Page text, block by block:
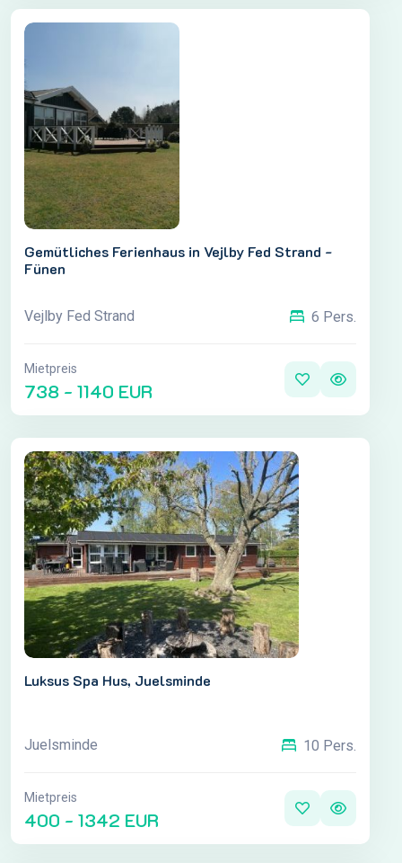
Gemütliches Ferienhaus in Vejlby Fed Strand -
Fünen
Vejlby Fed Strand 6 Pers.
Mietpreis
738 - 1140 EUR
Luksus Spa Hus, Juelsminde
Juelsminde 10 Pers.
Mietpreis
400 - 1342 EUR